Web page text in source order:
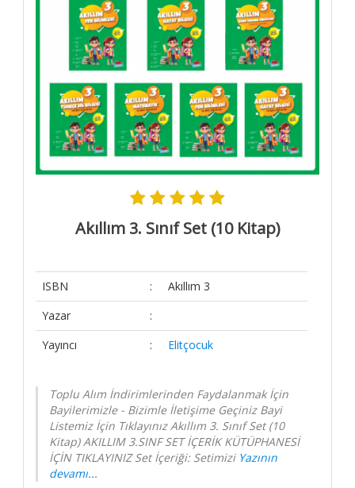
Akıllım 3. Sınıf Set (10 Kitap)
ISBN :
Akıllım 3
Yazar
:
Yayıncı
: Elitçocuk
Toplu Alım İndirimlerinden Faydalanmak İçin
Bayilerimizle - Bizimle İletişime Geçiniz Bayi
Listemiz İçin Tıklayınız Akıllım 3. Sınıf Set (10
Kitap) AKILLIM 3.SINF SET İÇERİK KÜTÜPHANESİ
İÇİN TIKLAYINIZ Set İçeriği: Setimizi Yazının
devamı...
2.SINIF
3.SINIF
4.SINIF
Kitaplar
Kitaplar-
Final
Elit Kitap
Yardım
Takip
Detaylı
Arama
Kategoriler
Yayınevleri
Kargo ve
Teslimat
Gizlilik ve
Güvenlik